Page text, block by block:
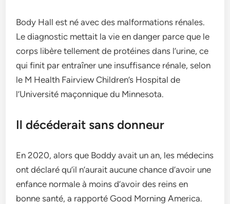
Body Hall est né avec des malformations rénales.
Le diagnostic mettait la vie en danger parce que le
corps libère tellement de protéines dans l’urine, ce
qui finit par entraîner une insuffisance rénale, selon
le M Health Fairview Children’s Hospital de
l’Université maçonnique du Minnesota.
Il décéderait sans donneur
En 2020, alors que Boddy avait un an, les médecins
ont déclaré qu’il n’aurait aucune chance d’avoir une
enfance normale à moins d’avoir des reins en
bonne santé, a rapporté Good Morning America.